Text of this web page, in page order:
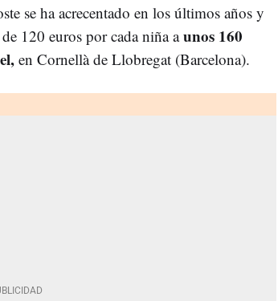
se ha acrecentado en los últimos años y
120 euros por cada niña aunos 160
en Cornellà de Llobregat (Barcelona).